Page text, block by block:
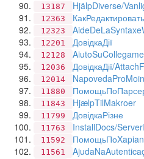
13187 HjälpDiverse/
12363 КакРедактировать
12323
12201 ДовідкаДії
12128
12036 ДовідкаДії/
12014
11880
11843 HjælpTilMakroer
11799 ДовідкаРізне
11763 InstallDocs/
11592 ПомощьПоXapian
11561